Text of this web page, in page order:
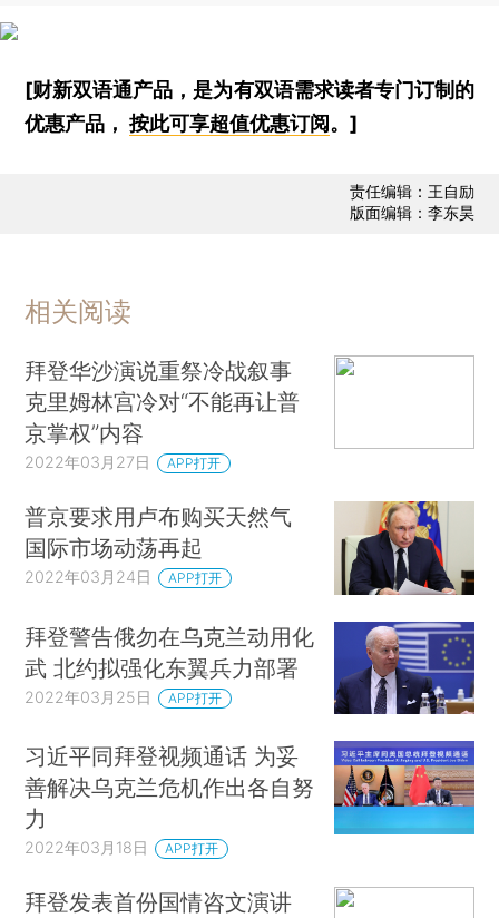
[财新双语通产品，是为有双语需求读者专门订制的
优惠产品，按此可享超值优惠订阅。]
责任编辑：王自励
版面编辑：李东昊
相关阅读
拜登华沙演说重祭冷战叙事
克里姆林宫冷对“不能再让普
京掌权”内容
2022年03月27日 APP打开
普京要求用卢布购买天然气
国际市场动荡再起
2022年03月24日 APP打开
拜登警告俄勿在乌克兰动用化
武 北约拟强化东翼兵力部署
2022年03月25日 APP打开
习近平同拜登视频通话 为妥
善解决乌克兰危机作出各自努
力
2022年03月18日 APP打开
拜登发表首份国情咨文演讲